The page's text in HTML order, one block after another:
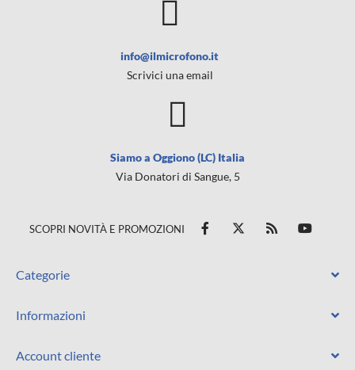
info@ilmicrofono.it
Scrivici una email
Siamo a Oggiono (LC) Italia
Via Donatori di Sangue, 5
SCOPRI NOVITÀ E PROMOZIONI
Categorie
Informazioni
Account cliente